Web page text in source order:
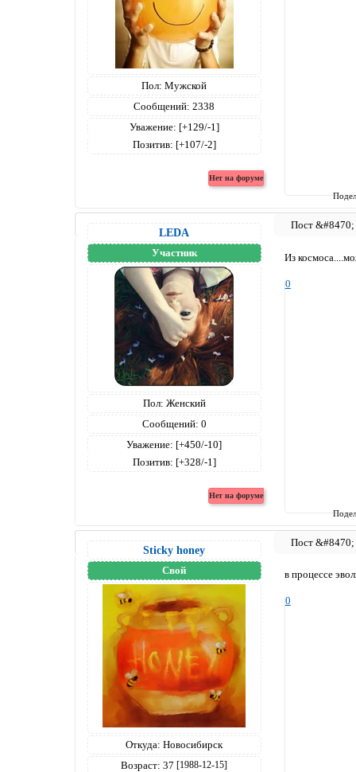
Пол: Мужской
Сообщений: 2338
Уважение: [+129/-1]
Позитив: [+107/-2]
LEDA
Участник
Пол: Женский
Сообщений: 0
Уважение: [+450/-10]
Позитив: [+328/-1]
Из
0
Sticky honey
Свой
Откуда: Новосибирск
Возраст: 37[1988-12-15]
в процессе
0